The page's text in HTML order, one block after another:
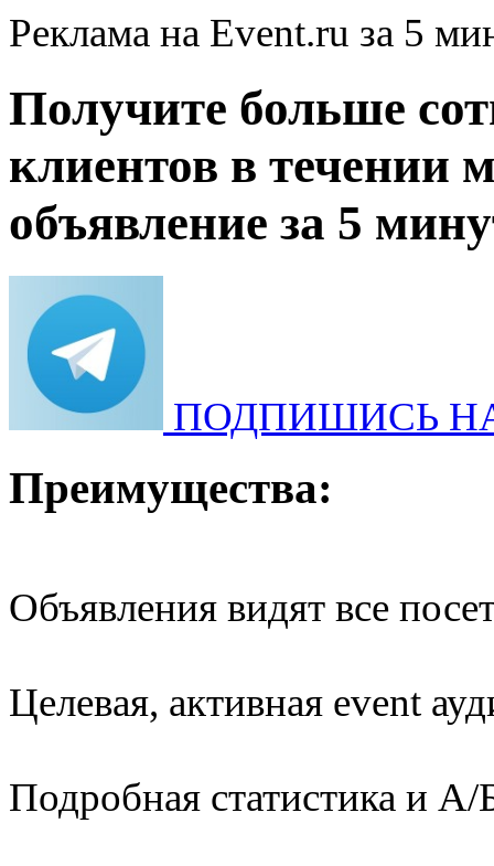
Реклама на Event.ru за 5
Получите больше
клиентов в течении
объявление за 5
ПОДПИШИСЬ
Преимущества:
Объявления видят все
Целевая, активная event
Подробная статистика и А/